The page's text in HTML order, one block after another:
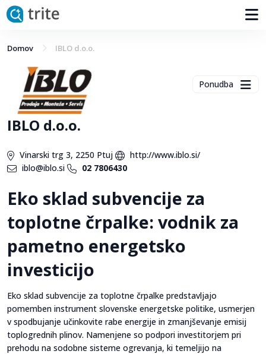
Domov IBLO d.o.o.
Ponudba
IBLO d.o.o.
Vinarski trg 3, 2250 Ptuj
http://www.iblo.si/
iblo@iblo.si
02 7806430
Eko sklad subvencije za
toplotne črpalke: vodnik za
pametno energetsko
investicijo
Eko sklad subvencije za toplotne črpalke predstavljajo
pomemben instrument slovenske energetske politike, usmerjen
v spodbujanje učinkovite rabe energije in zmanjševanje emisij
toplogrednih plinov. Namenjene so podpori investitorjem pri
prehodu na sodobne sisteme ogrevanja, ki temeljijo na